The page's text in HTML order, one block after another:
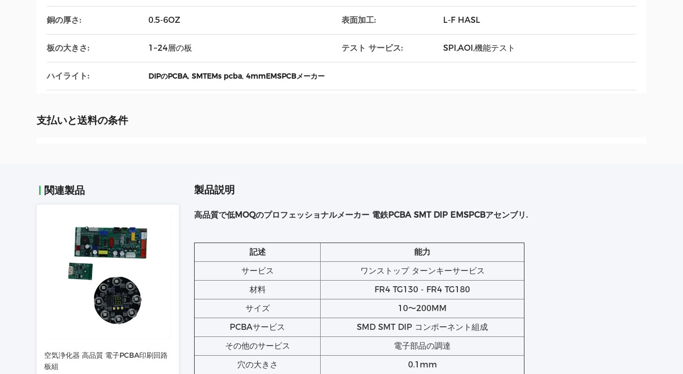
銅の厚さ: 0.5-6OZ 表面加工: L-F HASL
板の大きさ: 1~24層の板 テスト サービス: SPI,AOI,機能テスト
ハイライト: DIPのPCBA, SMTEMs pcba, 4mmEMSPCBメーカー
支払いと送料の条件
関連製品
空気浄化器 高品質 電子PCBA印刷回路
板組
製品説明
高品質で低MOQのプロフェッショナルメーカー 電鉄PCBA SMT DIP EMSPCBアセンブリ.
記述
能力
サービス
ワンストップ ターンキーサービス
材料
FR4 TG130 - FR4 TG180
サイズ
10〜200MM
PCBAサービス
SMD SMT DIP コンポーネント組成
その他のサービス
電子部品の調達
穴の大きさ
0.1mm